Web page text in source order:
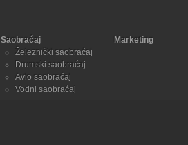
Saobraćaj
Železnički saobraćaj
Drumski saobraćaj
Avio saobraćaj
Vodni saobraćaj
Marketing